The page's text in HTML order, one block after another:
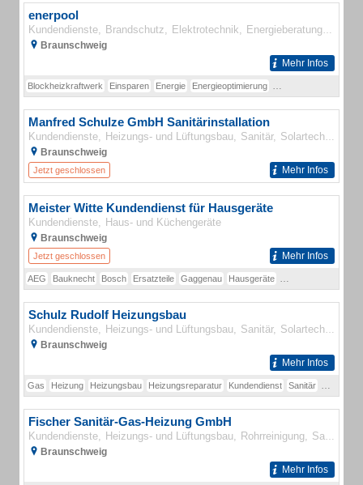
enerpool
Kundendienste Brandschutz Elektrotechnik Energieberatung
Braunschweig
Mehr Infos
Blockheizkraftwerk Einsparen Energie Energieoptimierung
Manfred Schulze GmbH Sanitärinstallation
Kundendienste Heizungs- und Lüftungsbau Sanitär Solartechnik
Braunschweig
Jetzt geschlossen Mehr Infos
Meister Witte Kundendienst für Hausgeräte
Kundendienste Haus- und Küchengeräte
Braunschweig
Jetzt geschlossen Mehr Infos
AEG Bauknecht Bosch Ersatzteile Gaggenau Hausgeräte
Schulz Rudolf Heizungsbau
Kundendienste Heizungs- und Lüftungsbau Sanitär Solartechnik
Braunschweig
Mehr Infos
Gas Heizung Heizungsbau Heizungsreparatur Kundendienst Sanitär
Fischer Sanitär-Gas-Heizung GmbH
Kundendienste Heizungs- und Lüftungsbau Rohrreinigung Sanitär
Braunschweig
Mehr Infos